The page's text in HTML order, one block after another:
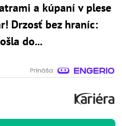
a kúpaní v plese
Drzosť bez hraníc:
do...